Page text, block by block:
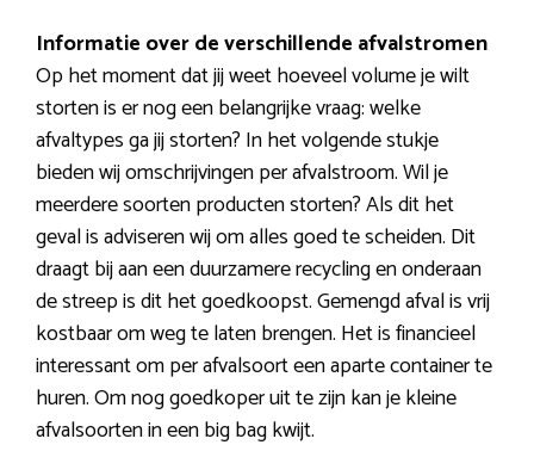
Informatie over de verschillende afvalstromen
Op het moment dat jij weet hoeveel volume je wilt
storten is er nog een belangrijke vraag: welke
afvaltypes ga jij storten? In het volgende stukje
bieden wij omschrijvingen per afvalstroom. Wil je
meerdere soorten producten storten? Als dit het
geval is adviseren wij om alles goed te scheiden. Dit
draagt bij aan een duurzamere recycling en onderaan
de streep is dit het goedkoopst. Gemengd afval is vrij
kostbaar om weg te laten brengen. Het is financieel
interessant om per afvalsoort een aparte container te
huren. Om nog goedkoper uit te zijn kan je kleine
afvalsoorten in een big bag kwijt.